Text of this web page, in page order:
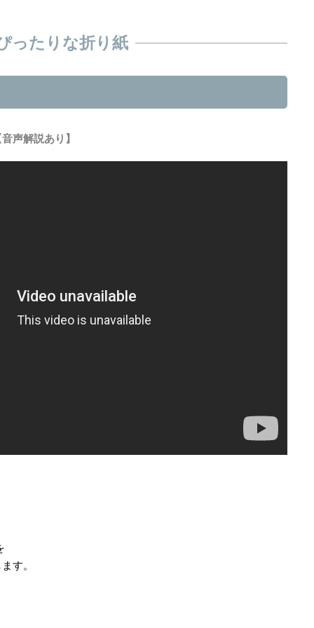
ったりな折り紙
声解説あり】
ます。